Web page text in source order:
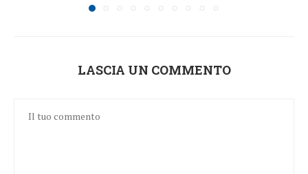
LASCIA UN COMMENTO